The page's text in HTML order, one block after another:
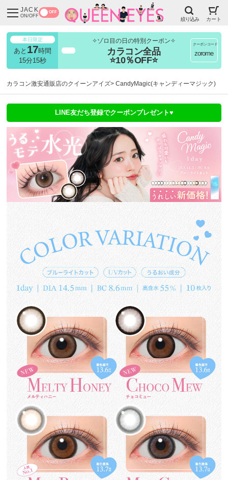
JACK
ON/OFF
OFF
絞り込み カート
本日限定
あと 17時間
15分13秒
✧ゾロ目の日の特別クーポン✧
カラコン全品
⭐10％OFF⭐
クーポンコード
zorome
カラコン激安通販店のクイーンアイズ CandyMagic(キャンディーマジック)
LINE友だち登録でクーポンプレゼント♥